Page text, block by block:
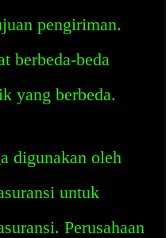
pengiriman.
berbeda-beda
yang berbeda.
digunakan oleh
untuk
Perusahaan